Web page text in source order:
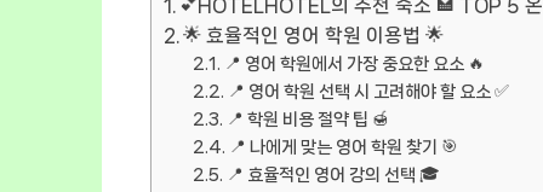
💕HOTELHOTEL의 추천 숙소 🏩 TOP 5
🌟 효율적인 영어 학원 이용법 🌟
📍 영어 학원에서 가장 중요한 요소 🔥
📍 영어 학원 선택 시 고려해야 할 요소 ✅
📍 학원 비용 절약 팁 🍯
📍 나에게 맞는 영어 학원 찾기 🎯
📍 효율적인 영어 강의 선택 🎓